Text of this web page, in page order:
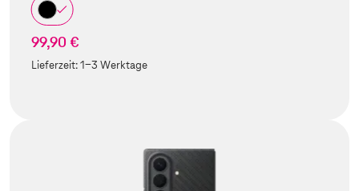
99,90 €
Lieferzeit:1-3 Werktage